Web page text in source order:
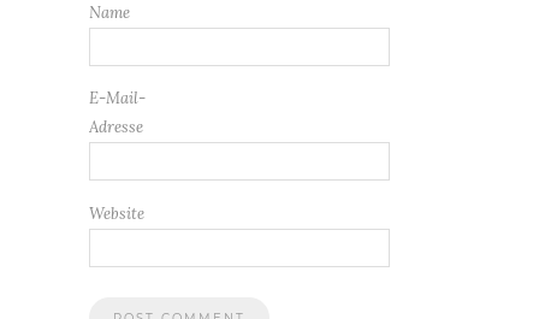
Name
E-Mail-
Adresse
Website